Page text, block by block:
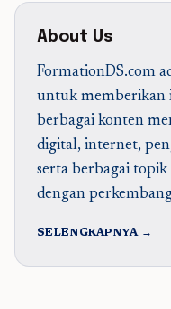
About Us
FormationDS.com
untuk memberikan
berbagai konten
digital, internet,
serta berbagai
dengan
SELENGKAPNYA →